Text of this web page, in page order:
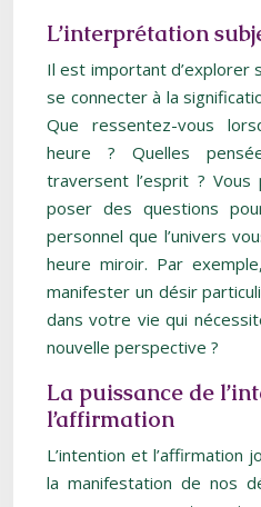
L’interprétation
Il est important d’explorer
se connecter à la
Que ressentez-vous
heure ? Quelles
traversent l’esprit ?
poser des questions
personnel que l’univers
heure miroir. Par
manifester un désir
dans votre vie qui
nouvelle perspective ?
La puissance de
l’affirmation
L’intention et l’affirmation
la manifestation de nos